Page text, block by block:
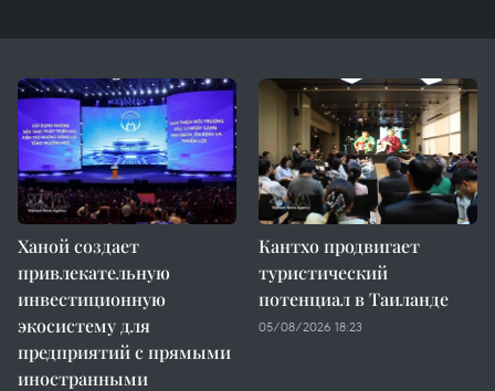
Ханой создает
привлекательную
инвестиционную
экосистему для
предприятий с прямыми
иностранными
Кантхо продвигает
туристический
потенциал в Таиланде
05/08/2026 18:23